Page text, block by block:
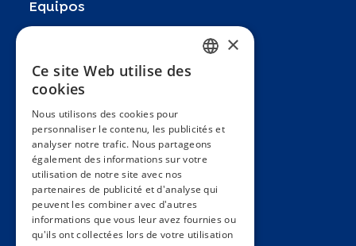
Equipos
Publicaciones
Zoom In
Contacto
Condiciones generales
Hôpitaux Universitaires Genève
Université de Genève
FRENCH
SPANISH
GERMAN
ITALIAN
PORTUGUESE
×
Ce site Web utilise des
cookies
Nous utilisons des cookies pour
personnaliser le contenu, les publicités et
analyser notre trafic. Nous partageons
également des informations sur votre
utilisation de notre site avec nos
partenaires de publicité et d'analyse qui
peuvent les combiner avec d'autres
informations que vous leur avez fournies ou
qu'ils ont collectées lors de votre utilisation